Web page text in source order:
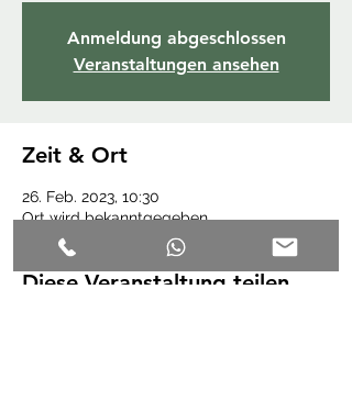
Anmeldung abgeschlossen
Veranstaltungen ansehen
Zeit & Ort
26. Feb. 2023, 10:30
Ort wird bekanntgegeben
Diese Veranstaltung teilen